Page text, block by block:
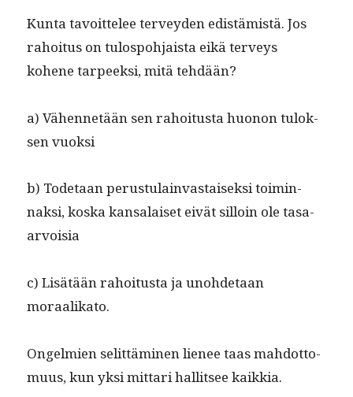
Kun­ta tavoit­telee ter­vey­den edis­tämistä. Jos
rahoi­tus on tulospo­h­jaista eikä ter­veys
kohene tarpeek­si, mitä tehdään?
a) Vähen­netään sen rahoi­tus­ta huonon tulok­
sen vuoksi
b) Tode­taan perus­tu­lain­vas­taisek­si toimin­
naksi, kos­ka kansalaiset eivät sil­loin ole tasa-
arvoisia
c) Lisätään rahoi­tus­ta ja uno­hde­taan
moraalikato.
Ongelmien selit­tämi­nen lie­nee taas mah­dot­to­
muus, kun yksi mit­tari hal­lit­see kaikkia.